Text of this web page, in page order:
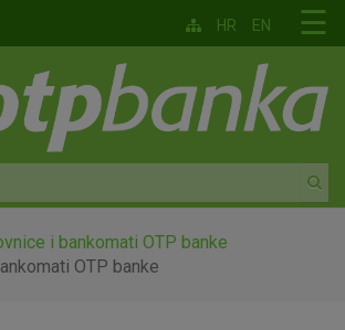
☰
HR EN
i bankomati OTP banke
OTP banke